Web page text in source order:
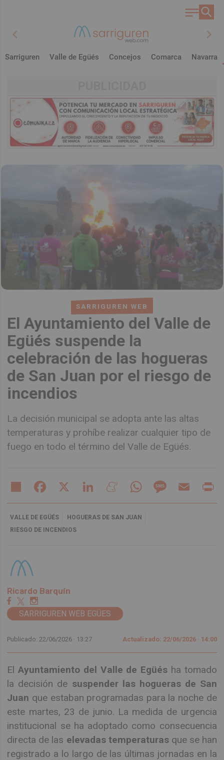
chevron_left chevron_right
Sarriguren Valle de Egüés Concejos Comarca Navarra
SARRIGUREN WEB
El Ayuntamiento del Valle de
Egüés suspende la
celebración de las hogueras
de San Juan por el riesgo de
incendios
La decisión municipal se adopta ante las altas
temperaturas y prohíbe realizar cualquier tipo de
fuego en todo el término del Valle de Egüés.
Share Facebook LinkedIn MeneameWhatsAppMessageEmail
VALLE DE EGÜÉS
HOGUERAS DE SAN JUAN
RIESGO DE INCENDIOS
Ricardo Barquín
SARRIGUREN WEB EGÜES
Publicado: 22/06/2026 · 13:27 Actualizado: 22/06/2026 · 14:00
ElAyuntamiento del Valle de Egüés ha tomado
la decisión de suspender las hogueras de San
Juan que estaban programadas para la noche de
este martes, 23 de junio. La medida de urgencia
institucional se ha adoptado como consecuencia
directa de las elevadas temperaturasque se han
registrado a lo largo de las últimas jornadas en la